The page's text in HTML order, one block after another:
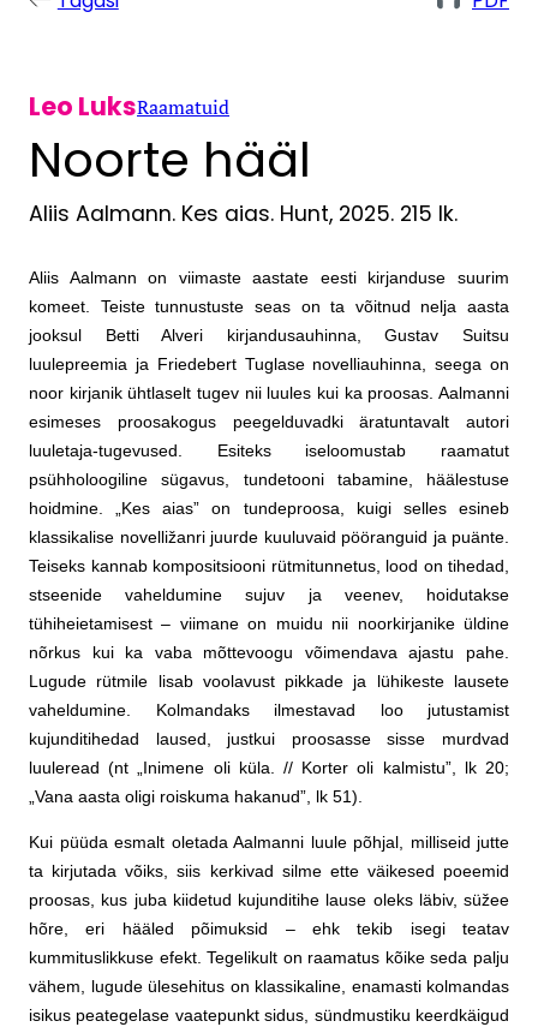
Leo LuksRaamatuid
Noorte hääl
Aliis Aalmann. Kes aias. Hunt, 2025. 215 lk.
Aliis Aalmann on viimaste aastate eesti kirjanduse suurim
komeet. Teiste tunnustuste seas on ta võitnud nelja aasta
jooksul Betti Alveri kirjandusauhinna, Gustav Suitsu
luulepreemia ja Friedebert Tuglase novelliauhinna, seega on
noor kirjanik ühtlaselt tugev nii luules kui ka proosas. Aalmanni
esimeses proosakogus peegelduvadki äratuntavalt autori
luuletaja-tugevused. Esiteks iseloomustab raamatut
psühholoogiline sügavus, tundetooni tabamine, häälestuse
hoidmine. „Kes aias” on tundeproosa, kuigi selles esineb
klassikalise novelližanri juurde kuuluvaid pööranguid ja puänte.
Teiseks kannab kompositsiooni rütmitunnetus, lood on tihedad,
stseenide vaheldumine sujuv ja veenev, hoidutakse
tühiheietamisest – viimane on muidu nii noorkirjanike üldine
nõrkus kui ka vaba mõttevoogu võimendava ajastu pahe.
Lugude rütmile lisab voolavust pikkade ja lühikeste lausete
vaheldumine. Kolmandaks ilmestavad loo jutustamist
kujunditihedad laused, justkui proosasse sisse murdvad
luuleread (nt „Inimene oli küla. // Korter oli kalmistu”, lk 20;
„Vana aasta oligi roiskuma hakanud”, lk 51).
Kui püüda esmalt oletada Aalmanni luule põhjal, milliseid jutte
ta kirjutada võiks, siis kerkivad silme ette väikesed poeemid
proosas, kus juba kiidetud kujunditihe lause oleks läbiv, süžee
hõre, eri hääled põimuksid – ehk tekib isegi teatav
kummituslikkuse efekt. Tegelikult on raamatus kõike seda palju
vähem, lugude ülesehitus on klassikaline, enamasti kolmandas
isikus peategelase vaatepunkt sidus, sündmustiku keerdkäigud